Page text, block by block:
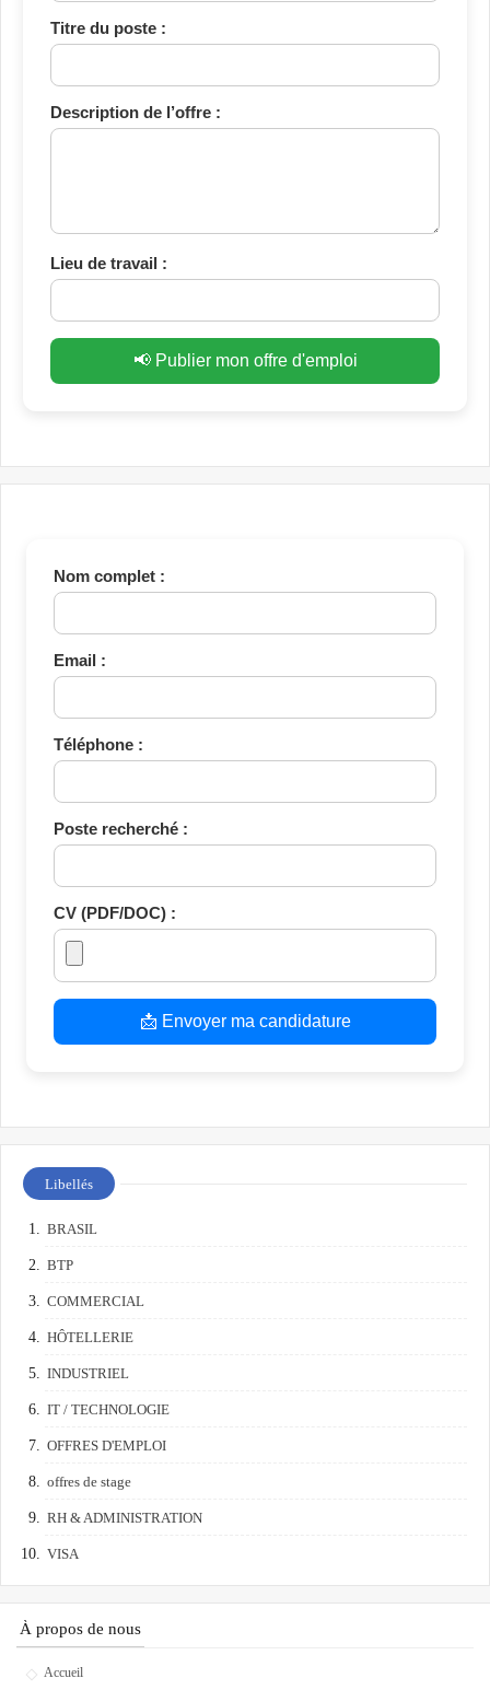
Titre du poste :
Description de l’offre :
Lieu de travail :
📢 Publier mon offre d'emploi
Nom complet :
Email :
Téléphone :
Poste recherché :
CV (PDF/DOC) :
📩 Envoyer ma candidature
Libellés
BRASIL
BTP
COMMERCIAL
HÔTELLERIE
INDUSTRIEL
IT / TECHNOLOGIE
OFFRES D'EMPLOI
offres de stage
RH & ADMINISTRATION
VISA
À propos de nous
Accueil